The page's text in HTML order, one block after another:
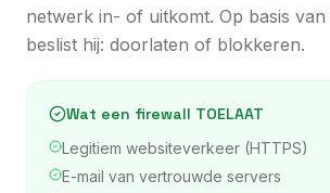
netwerk in- of uitkomt. Op basis van
beslist hij: doorlaten of blokkeren.
Wat een firewall TOELAAT
Legitiem websiteverkeer (HTTPS)
E-mail van vertrouwde servers